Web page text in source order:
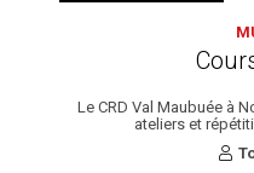
Le CRD Val Maubuée à
ateliers et